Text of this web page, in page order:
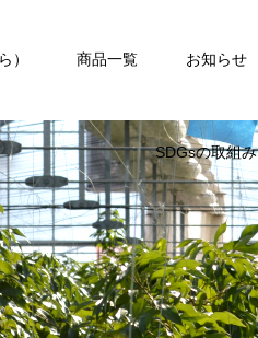
） 商品一覧 お知らせ
SDGsの取組み